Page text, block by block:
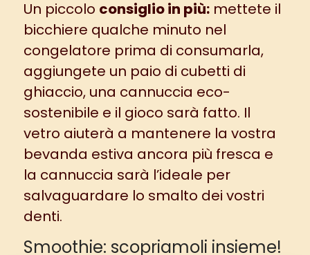
Un piccolo consiglio in più:mettete il
bicchiere qualche minuto nel
congelatore prima di consumarla,
aggiungete un paio di cubetti di
ghiaccio, una cannuccia eco-
sostenibile e il gioco sarà fatto. Il
vetro aiuterà a mantenere la vostra
bevanda estiva ancora più fresca e
la cannuccia sarà l’ideale per
salvaguardare lo smalto dei vostri
denti.
Smoothie: scopriamoli insieme!